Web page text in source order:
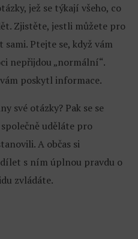
jež se týkají všeho, co
Zjistěte, jestli můžete pro
sami. Ptejte se, když vám
nepřijdou „normální“.
poskytl informace.
své otázky? Pak se se
uděláte pro
A občas si
s ním úplnou pravdu o
zvládáte.